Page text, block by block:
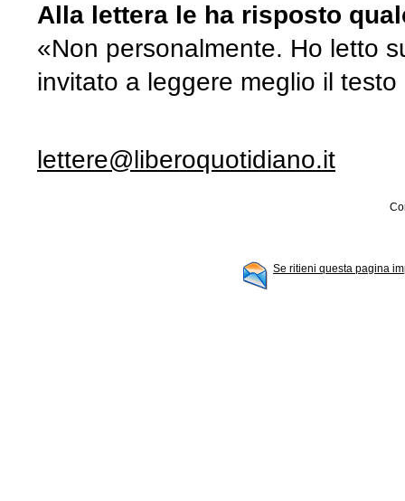
Alla lettera le ha risposto
«Non personalmente. Ho letto
invitato a leggere meglio il
lettere@liberoquotidiano.it
Se ritieni questa pagina